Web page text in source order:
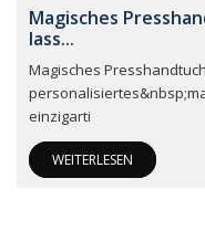
Magisches
lass...
Magisches
einzigarti
WEITERLESEN